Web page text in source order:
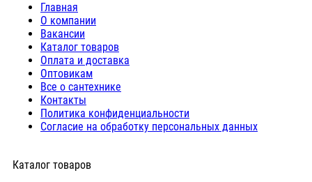
Главная
О компании
Вакансии
Каталог товаров
Оплата и доставка
Оптовикам
Все о сантехнике
Контакты
Политика конфиденциальности
Согласие на обработку персональных данных
Каталог товаров